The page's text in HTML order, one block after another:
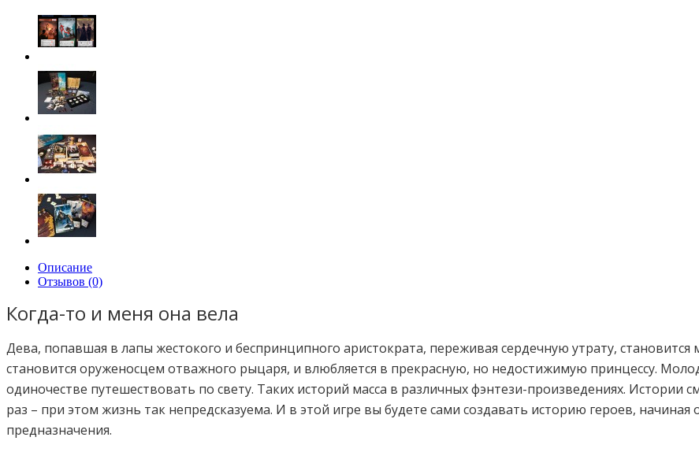
Описание
Отзывов (0)
Когда-то и меня она вела
Дева, попавшая в лапы жестокого и беспринципного аристократа, переживая сердечную утрату,
становится оруженосцем отважного рыцаря, и влюбляется в прекрасную, но недостижимую принцессу.
одиночестве путешествовать по свету. Таких историй масса в различных фэнтези-произведениях. Истории
раз – при этом жизнь так непредсказуема. И в этой игре вы будете сами создавать историю героев,
предназначения.